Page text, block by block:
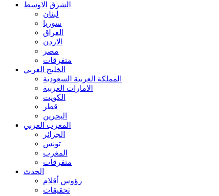
الشرق الاوسط
لبنان
سوريا
العراق
الاردن
مصر
متفرقات
الخليج العربي
المملكة العربية السعودية
الامارات العربية
الكويت
قطر
البحرين
المغرب العربي
الجزائر
تونس
المغرب
متفرقات
الحدث
رؤوس أقلام
تحقيقات